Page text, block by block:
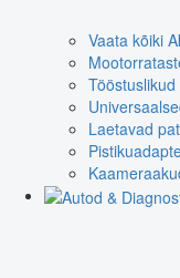
Vaata kõiki
Laetavad